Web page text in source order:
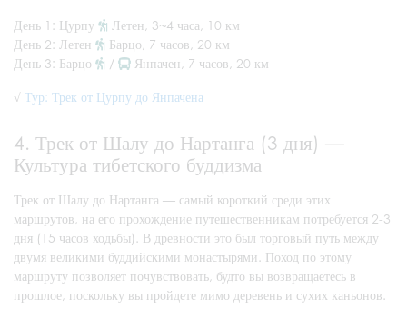
День 1: Цурпу
Летен, 3~4 часа, 10 км
День 2: Летен
Барцо, 7 часов, 20 км
День 3: Барцо
/ Янпачен, 7 часов, 20 км
√ Тур: Трек от Цурпу до Янпачена
4. Трек от Шалу до Нартанга (3 дня) —
Культура тибетского буддизма
Трек от Шалу до Нартанга — самый короткий среди этих
маршрутов, на его прохождение путешественникам потребуется 2-3
дня (15 часов ходьбы). В древности это был торговый путь между
двумя великими буддийскими монастырями. Поход по этому
маршруту позволяет почувствовать, будто вы возвращаетесь в
прошлое, поскольку вы пройдете мимо деревень и сухих каньонов.